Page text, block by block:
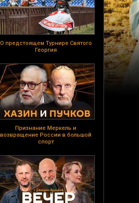
О предстоящем Турнире Святого
Георгия
Признание Меркель и
возвращение России в большой
спорт